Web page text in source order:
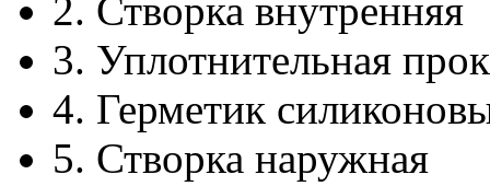
2. Створка внутренняя
3. Уплотнительная
4. Герметик
5. Створка наружная